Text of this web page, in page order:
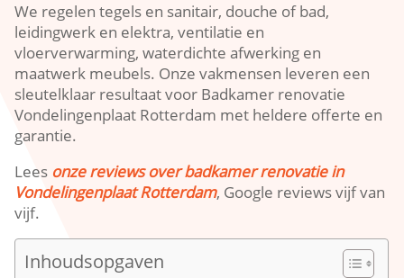
We regelen tegels en sanitair, douche of bad,
leidingwerk en elektra, ventilatie en
vloerverwarming, waterdichte afwerking en
maatwerk meubels.​ Onze vakmensen leveren een
sleutelklaar resultaat voor Badkamer renovatie
Vondelingenplaat Rotterdam met heldere offerte en
garantie.​
Lees onze reviews over badkamer renovatie in
Vondelingenplaat Rotterdam, Google reviews vijf van
vijf.​
Inhoudsopgaven